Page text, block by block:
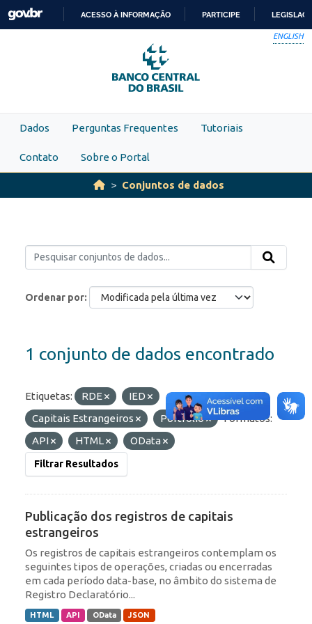
Skip to main content
PARA
O
CONTEÚDO
ACESSO À INFORMAÇÃO PARTICIPE
ENGLISH
Dados Perguntas Frequentes Tutoriais
Contato Sobre o Portal
Conjuntos de dados
Ordenar por
1 conjunto de dados encontrado
Etiquetas: RDE
IED
Capitais Estrangeiros
Portfólio
Formatos:
API
HTML OData
Filtrar Resultados
Publicação dos registros de capitais
estrangeiros
Os registros de capitais estrangeiros contemplam os
seguintes tipos de operações, criadas ou encerradas
em cada período data-base, no âmbito do sistema de
Registro Declaratório...
HTML API OData JSON